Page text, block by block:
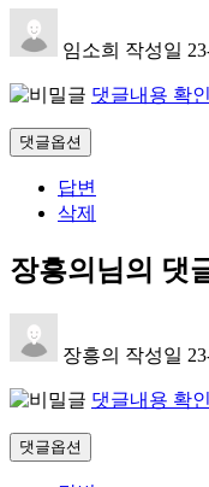
임소희 작성일
댓글내용 확인
댓글옵션
답변
삭제
장흥의님의 댓
장흥의 작성일
댓글내용 확인
댓글옵션